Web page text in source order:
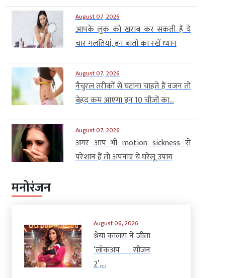
August 07, 2026
आपके लुक को खराब कर सकती हैं ये
चार गलतियां, इन बातों का रखें ध्यान
August 07, 2026
नैचुरल तरीकों से घटाना चाहते हैं वजन तो
बेहद कम आएगा इन 10 चीजों का...
August 07, 2026
अगर आप भी motion sickness से
परेशान हैं तो अपनाएं ये घरेलू उपाय
मनोरंजन
August 06, 2026
श्रेया कालरा ने जीता
‘लॉकअप सीजन
2’,...